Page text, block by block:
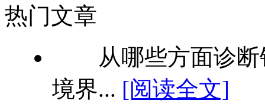
热门文章
从哪些方面诊断
境界... [阅读全文]